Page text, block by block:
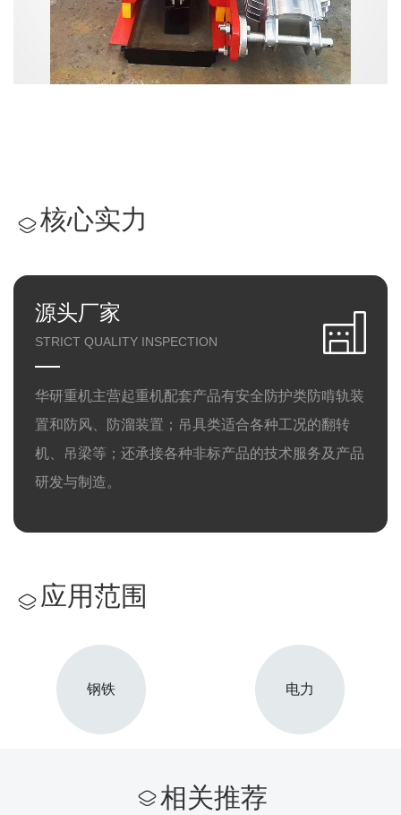
核心实力
源头厂家
STRICT QUALITY INSPECTION
华研重机主营起重机配套产品有安全防护类防啃轨装
置和防风、防溜装置；吊具类适合各种工况的翻转
机、吊梁等；还承接各种非标产品的技术服务及产品
研发与制造。
应用范围
钢铁 电力
相关推荐